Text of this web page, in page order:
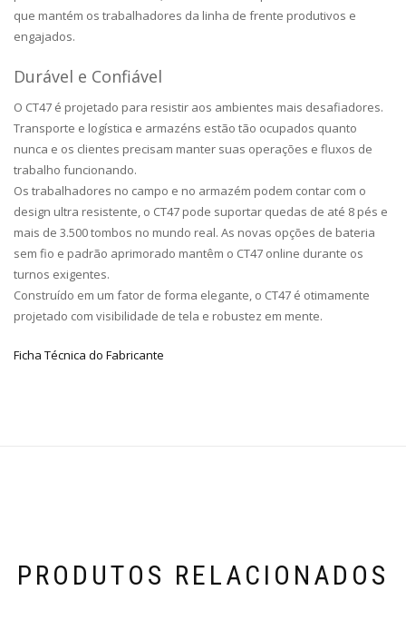
que mantém os trabalhadores da linha de frente produtivos e
engajados.
Durável e Confiável
O CT47 é projetado para resistir aos ambientes mais desafiadores.
Transporte e logística e armazéns estão tão ocupados quanto
nunca e os clientes precisam manter suas operações e fluxos de
trabalho funcionando.
Os trabalhadores no campo e no armazém podem contar com o
design ultra resistente, o CT47 pode suportar quedas de até 8 pés e
mais de 3.500 tombos no mundo real. As novas opções de bateria
sem fio e padrão aprimorado mantêm o CT47 online durante os
turnos exigentes.
Construído em um fator de forma elegante, o CT47 é otimamente
projetado com visibilidade de tela e robustez em mente.
Ficha Técnica do Fabricante
PRODUTOS RELACIONADOS